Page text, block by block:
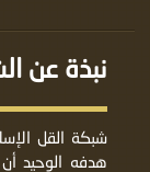
نبذة عن
شبكة القل
هدفه الوحيد